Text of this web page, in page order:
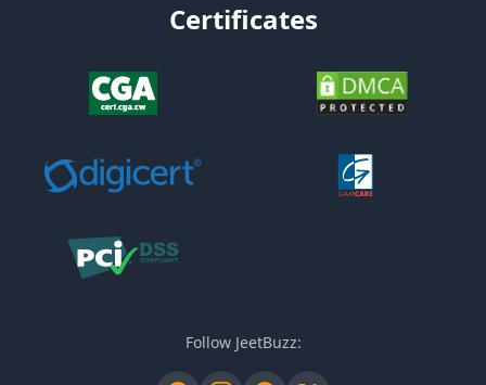
Certificates
Follow JeetBuzz: